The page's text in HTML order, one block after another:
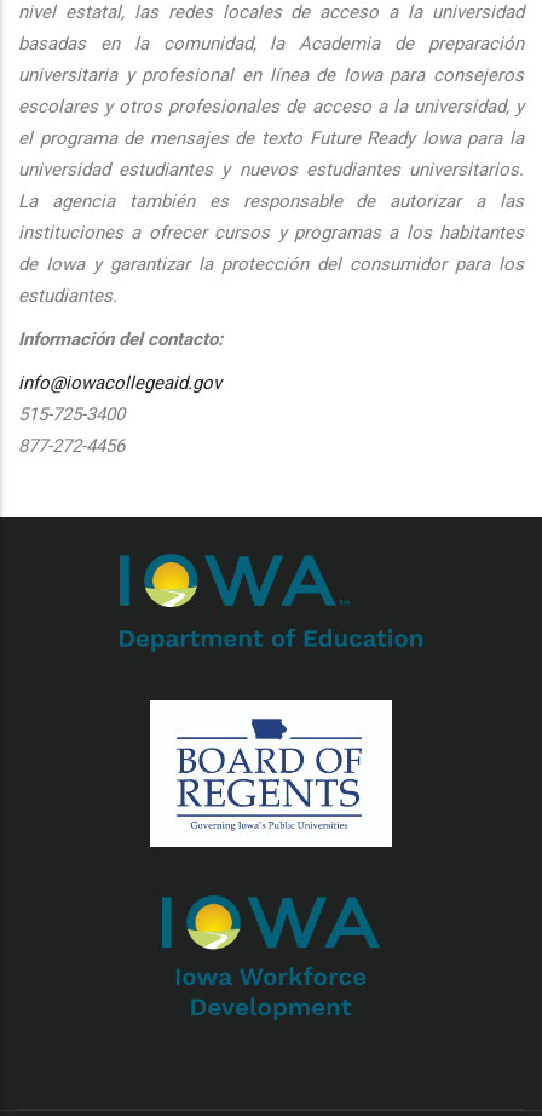
nivel estatal, las redes locales de acceso a la universidad
basadas en la comunidad, la Academia de preparación
universitaria y profesional en línea de Iowa para consejeros
escolares y otros profesionales de acceso a la universidad, y
el programa de mensajes de texto Future Ready Iowa para la
universidad estudiantes y nuevos estudiantes universitarios.
La agencia también es responsable de autorizar a las
instituciones a ofrecer cursos y programas a los habitantes
de Iowa y garantizar la protección del consumidor para los
estudiantes.
Información del contacto:
info@iowacollegeaid.gov
515-725-3400
877-272-4456